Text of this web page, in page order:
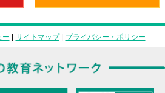
ー | サイトマップ| プライバシー・ポリシー